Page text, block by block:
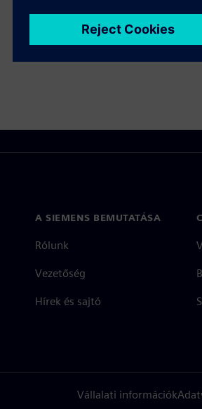
A SIEMENS BEMUTATÁSA
Rólunk
Vezetőség
Hírek és sajtó
Vállalati információk